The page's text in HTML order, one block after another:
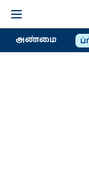
அண்மை